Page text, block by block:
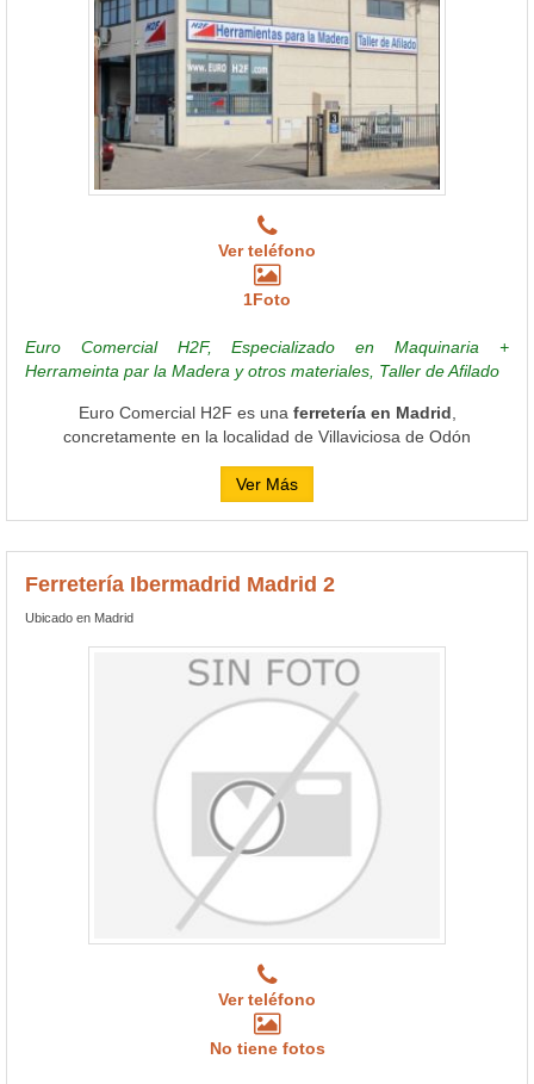
Ver teléfono
1Foto
Euro Comercial H2F, Especializado en Maquinaria +
Herrameinta par la Madera y otros materiales, Taller de Afilado
Euro Comercial H2F es una ferretería en Madrid
concretamente en la localidad de Villaviciosa de Odón
Ver Más
Ferretería Ibermadrid Madrid 2
Ubicado en Madrid
Ver teléfono
No tiene fotos